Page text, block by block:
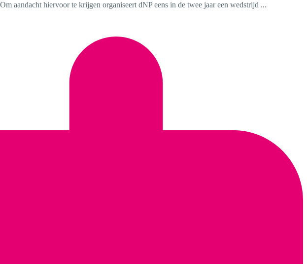
aandacht hiervoor te krijgen organiseert dNP eens in de twee jaar een wedstrijd ...